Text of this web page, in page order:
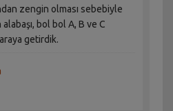
zengin olması sebebiyle
bol bol A, B ve C
getirdik.